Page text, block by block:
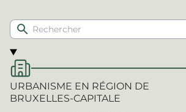
URBANISME EN RÉGION DE
BRUXELLES-CAPITALE